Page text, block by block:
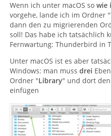
Wenn ich unter macOS so wie
vorgehe, lande ich im Ordner
dann den zu migrierenden
soll! Das habe ich tatsächlich
Fernwartung: Thunderbird in
Unter macOS ist es aber
Windows: man muss drei
Ordner "Library" und dort
einfügen